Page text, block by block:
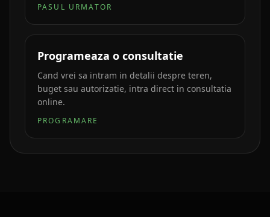
PASUL URMATOR
Programeaza o consultatie
Cand vrei sa intram in detalii despre teren,
buget sau autorizatie, intra direct in consultatia
online.
PROGRAMARE